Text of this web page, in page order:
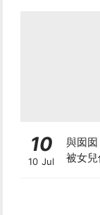
10
10 Jul
與囡
被女